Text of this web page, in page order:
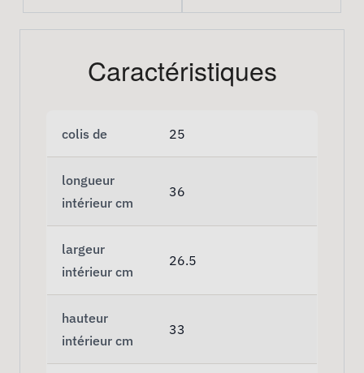
Caractéristiques
colis de 25
longueur
intérieur cm
36
largeur
intérieur cm
26.5
hauteur
intérieur cm
33